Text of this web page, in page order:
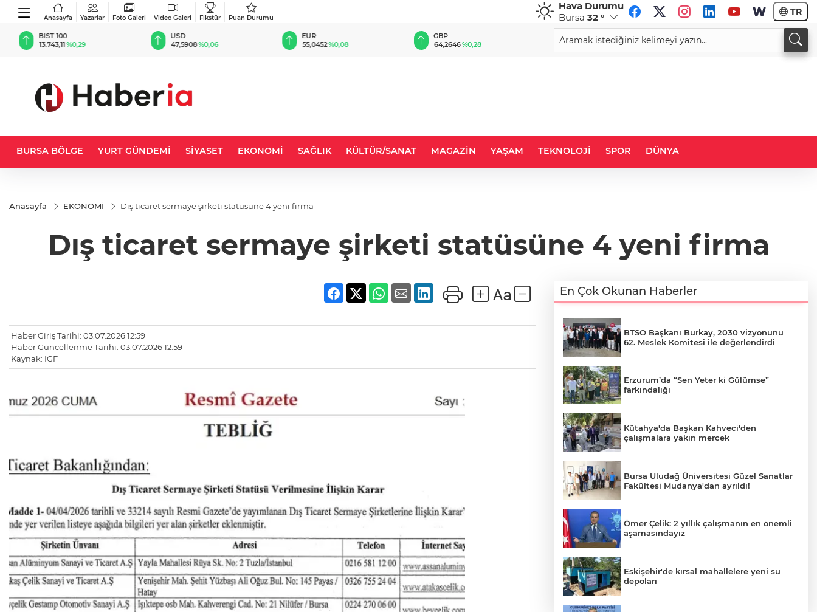
Anasayfa Yazarlar Foto Galeri Video Galeri Fikstür Puan Durumu
Hava Durumu
Bursa 32 ° TR
BIST 100
13.743,11%0,29
USD
47,5908%0,06
EUR
55,0452%0,08
GBP
64,2646%0,28
CHF
58,7939%-0,23
33,9449
BURSA BÖLGE YURT GÜNDEMİ SİYASET EKONOMİ SAĞLIK KÜLTÜR/SANAT MAGAZİN YAŞAM TEKNOLOJİ SPOR DÜNYA
Anasayfa EKONOMİ Dış ticaret sermaye şirketi statüsüne 4 yeni firma
Dış ticaret sermaye şirketi statüsüne 4 yeni firma
Haber Giriş Tarihi: 03.07.2026 12:59
Haber Güncellenme Tarihi: 03.07.2026 12:59
Kaynak: IGF
En Çok Okunan Haberler
BTSO Başkanı Burkay, 2030 vizyonunu
62. Meslek Komitesi ile değerlendirdi
Erzurum’da “Sen Yeter ki Gülümse”
farkındalığı
Kütahya'da Başkan Kahveci'den
çalışmalara yakın mercek
Bursa Uludağ Üniversitesi Güzel Sanatlar
Fakültesi Mudanya'dan ayrıldı!
Ömer Çelik: 2 yıllık çalışmanın en önemli
aşamasındayız
Eskişehir'de kırsal mahallelere yeni su
depoları